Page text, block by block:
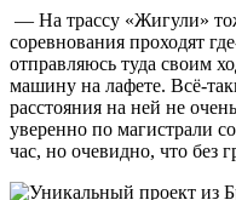
— На трассу «Жигули»
соревнования проходят
отправляюсь туда своим
машину на лафете. Всё-
расстояния на ней не
уверенно по магистрали
час, но очевидно, что без